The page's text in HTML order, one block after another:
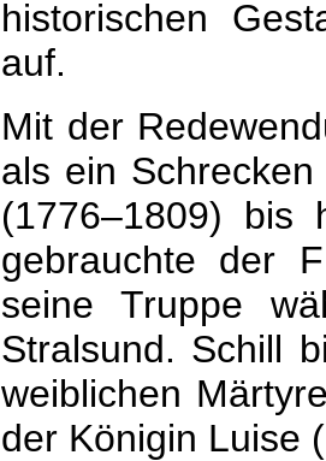
historischen
auf.
Mit der
als ein
(1776–1809) bis
gebrauchte der
seine Truppe
Stralsund. Schill
weiblichen
der Königin Luise